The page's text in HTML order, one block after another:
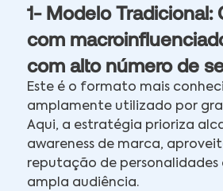
1- Modelo Tradicional:
com
com alto número de
Este é o formato mais
amplamente utilizado por
Aqui, a estratégia prioriza
awareness de marca,
reputação de personalidades
ampla audiência.